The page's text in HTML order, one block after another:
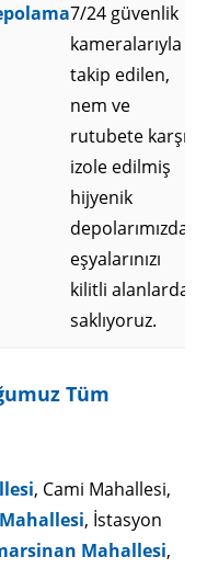
7/24 güvenlik
kameralarıyla
takip edilen,
nem ve
rutubete karşı
izole edilmiş
hijyenik
depolarımızda
eşyalarınızı
kilitli alanlarda
saklıyoruz.
Tüm
, Cami Mahallesi,
, İstasyon
Mahallesi,